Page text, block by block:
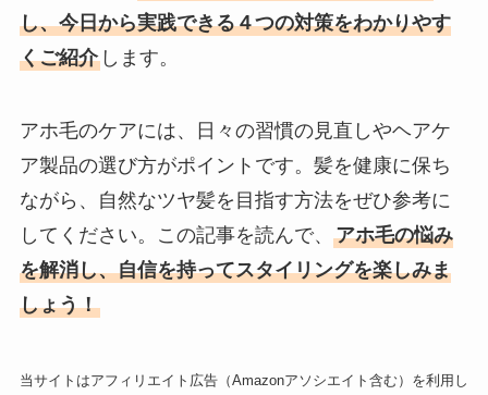
し、今日から実践できる４つの対策をわかりやす
くご紹介します。
アホ毛のケアには、日々の習慣の見直しやヘアケ
ア製品の選び方がポイントです。髪を健康に保ち
ながら、自然なツヤ髪を目指す方法をぜひ参考に
してください。この記事を読んで、 アホ毛の悩み
を解消し、自信を持ってスタイリングを楽しみま
しょう！
当サイトはアフィリエイト広告（Amazonアソシエイト含む）を利用し